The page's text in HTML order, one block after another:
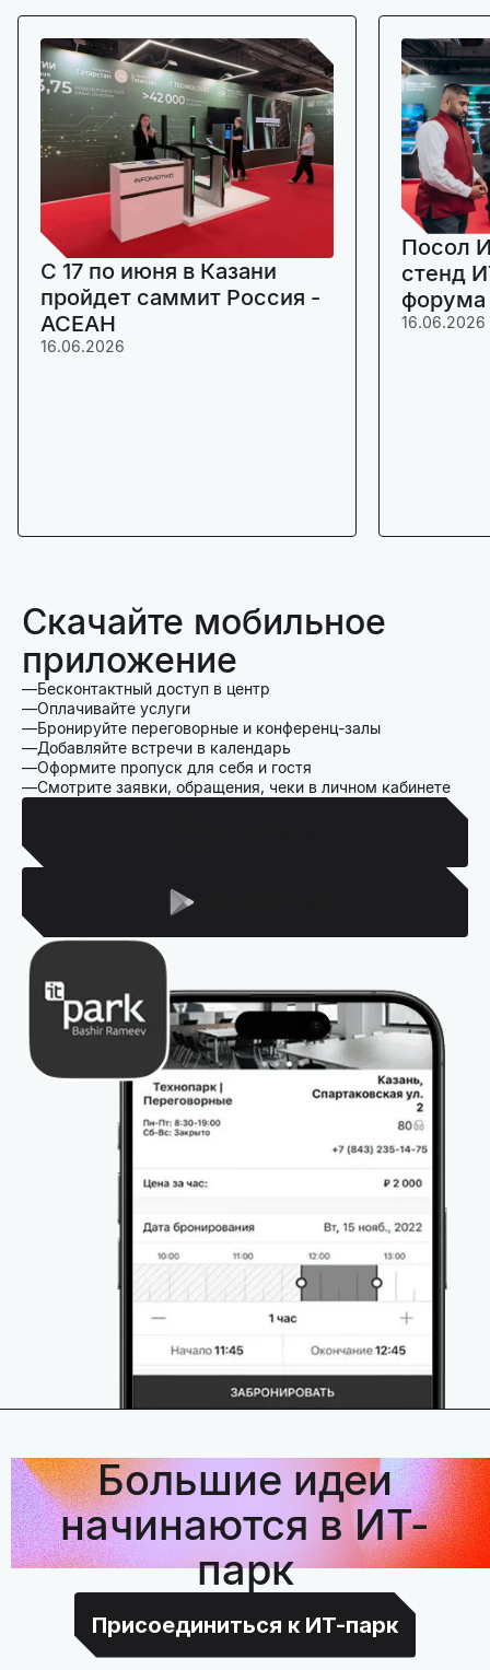
C 17 по июня в Казани
пройдет саммит Россия -
АСЕАН
16.06.2026
Посол
стенд
16.06.2026
Скачайте мобильное
приложение
Бесконтактный доступ в центр
Оплачивайте услуги
Бронируйте переговорные и конференц-залы
Добавляйте встречи в календарь
Оформите пропуск для себя и гостя
Смотрите заявки, обращения, чеки в личном кабинете
Большие идеи
начинаются в ИТ-
парк
Присоединиться к ИТ-парк